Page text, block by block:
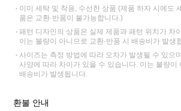
이미 세탁 및 착용, 수선한 상품 (제품 하자 시에도
품은 교환·반품이 불가능합니다.)
패턴 디자인의 상품은 실제 제품과 패턴 위치가 차
이는 불량이 아니므로 교환·반품 시 배송비가 발생
사이즈는 측정 방법에 따라 오차가 발생될 수 있으
사양에 따라 차이가 있을 수 있습니다. 이는 불량이
배송비가 발생됩니다.
환불 안내